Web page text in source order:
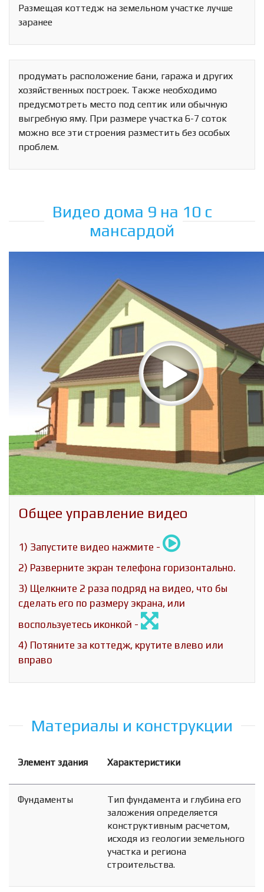
Размещая коттедж на земельном участке лучше
заранее
продумать расположение бани, гаража и других
хозяйственных построек. Также необходимо
предусмотреть место под септик или обычную
выгребную яму. При размере участка 6-7 соток
можно все эти строения разместить без особых
проблем.
Видео дома 9 на 10 с
мансардой
Общее управление видео
1) Запустите видео нажмите -
2) Разверните экран телефона горизонтально.
3) Щелкните 2 раза подряд на видео, что бы
сделать его по размеру экрана, или
воспользуетесь иконкой -
4) Потяните за коттедж, крутите влево или
вправо
Материалы и конструкции
Элемент здания Характеристики
Фундаменты
Тип фундамента и глубина его
заложения определяется
конструктивным расчетом,
исходя из геологии земельного
участка и региона
строительства.